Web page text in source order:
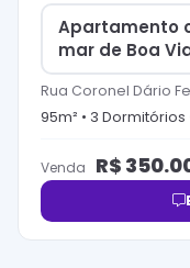
Apartamento
mar de Boa
Rua Coronel Dário
95m² • 3 Dormitórios
Venda R$